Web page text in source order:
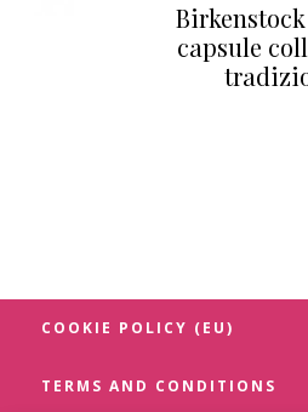
Birkenstock
capsule
COOKIE POLICY (EU)
TERMS AND CONDITIONS